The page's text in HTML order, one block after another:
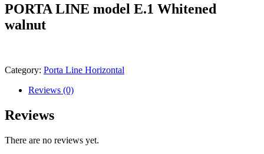
PORTA LINE model E.1 Whitened
walnut
Category: Porta Line Horizontal
Reviews (0)
Reviews
There are no reviews yet.